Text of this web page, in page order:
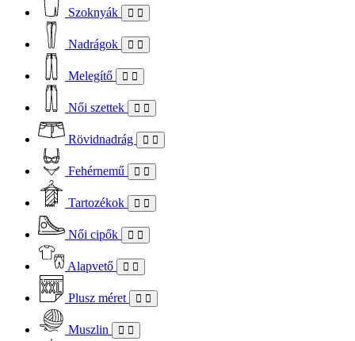
Szoknyák
Nadrágok
Melegítő
Női szettek
Rövidnadrág
Fehérnemű
Tartozékok
Női cipők
Alapvető
Plusz méret
Muszlin